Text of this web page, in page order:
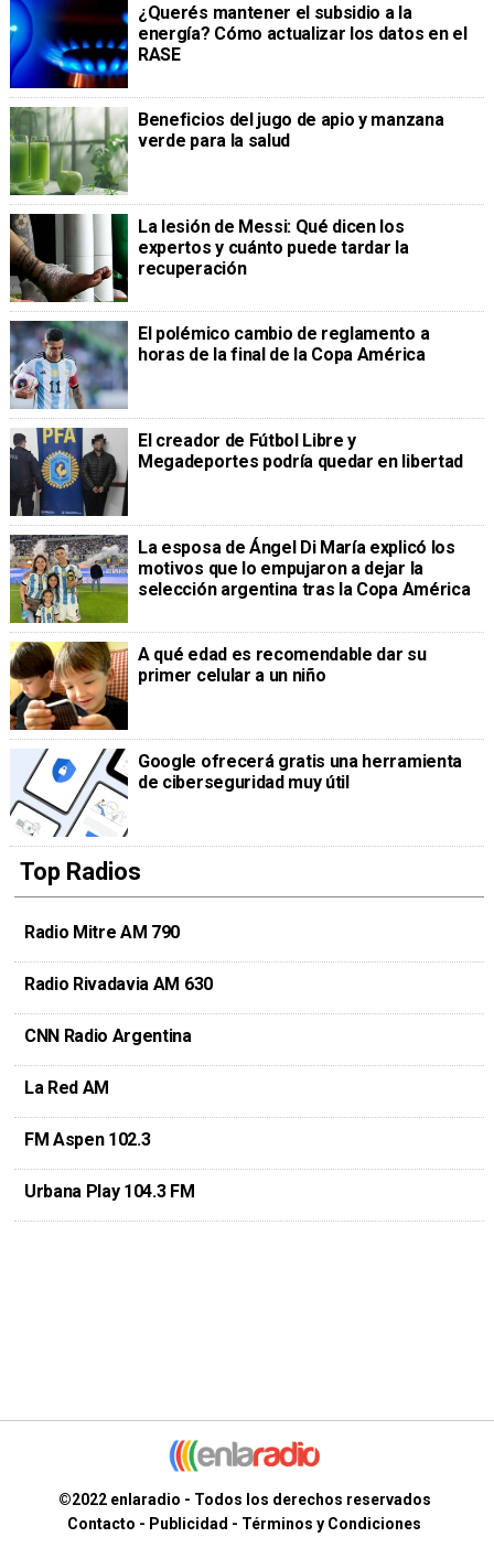
¿Querés mantener el subsidio a la
energía? Cómo actualizar los datos en el
RASE
Beneficios del jugo de apio y manzana
verde para la salud
La lesión de Messi: Qué dicen los
expertos y cuánto puede tardar la
recuperación
El polémico cambio de reglamento a
horas de la final de la Copa América
El creador de Fútbol Libre y
Megadeportes podría quedar en libertad
La esposa de Ángel Di María explicó los
motivos que lo empujaron a dejar la
selección argentina tras la Copa América
A qué edad es recomendable dar su
primer celular a un niño
Google ofrecerá gratis una herramienta
de ciberseguridad muy útil
Top Radios
Radio Mitre AM 790
Radio Rivadavia AM 630
CNN Radio Argentina
La Red AM
FM Aspen 102.3
Urbana Play 104.3 FM
©2022 enlaradio - Todos los derechos reservados
Contacto - Publicidad - Términos y Condiciones